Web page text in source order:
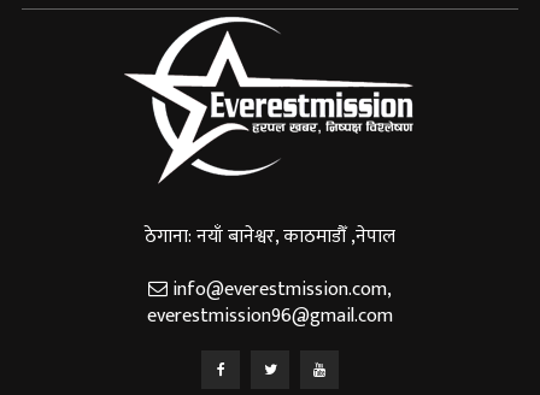
ठेगाना: नयाँ बानेश्वर, काठमाडौँ ,नेपाल
info@everestmission.com,
everestmission96@gmail.com